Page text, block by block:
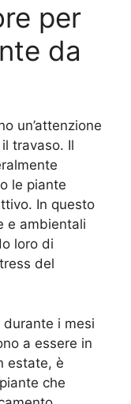
per
da
un’attenzione
travaso. Il
le piante
In questo
e ambientali
loro di
del
i mesi
a essere in
estate, è
che